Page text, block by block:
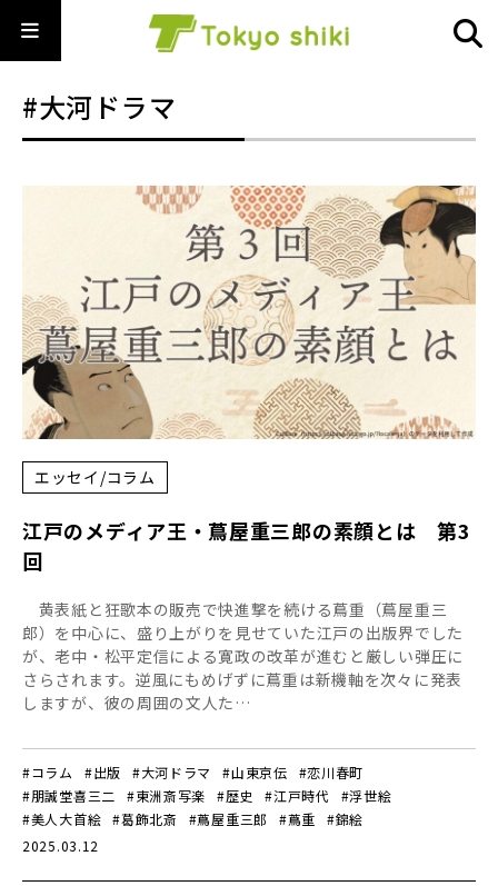
#大河ドラマ
エッセイ/コラム
江戸のメディア王・蔦屋重三郎の素顔とは 第3
回
黄表紙と狂歌本の販売で快進撃を続ける蔦重（蔦屋重三
郎）を中心に、盛り上がりを見せていた江戸の出版界でした
が、老中・松平定信による寛政の改革が進むと厳しい弾圧に
さらされます。逆風にもめげずに蔦重は新機軸を次々に発表
しますが、彼の周囲の文人た…
#コラム #出版 #大河ドラマ #山東京伝
#恋川春町
#朋誠堂喜三二
#東洲斎写楽 #歴史 #江戸時代
#浮世絵
#美人大首絵
#葛飾北斎 #蔦屋重三郎 #蔦重
#錦絵
2025.03.12